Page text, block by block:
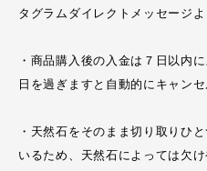
タグラムダイレクトメッセージよ
・商品購入後の入金は７日以内
日を過ぎますと自動的にキャン
・天然石をそのまま切り取りひ
いるため、天然石によっては欠